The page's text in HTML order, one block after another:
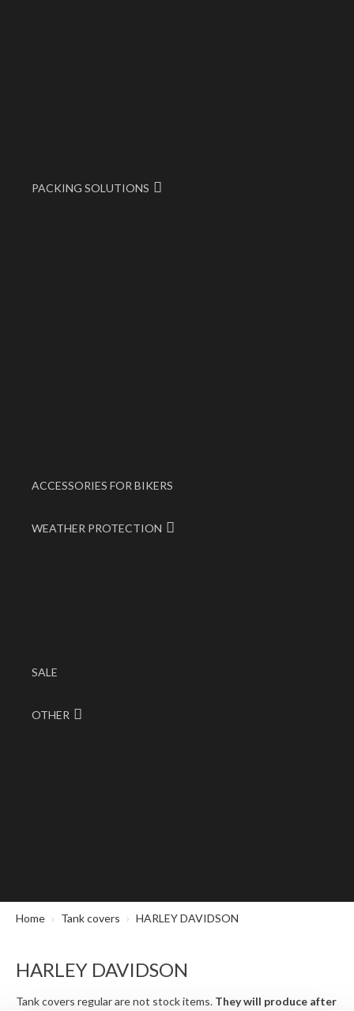
PACKING SOLUTIONS
ACCESSORIES FOR BIKERS
WEATHER PROTECTION
SALE
OTHER
Home Tank covers HARLEY DAVIDSON
HARLEY DAVIDSON
Tank covers regular are not stock items. They will produce after